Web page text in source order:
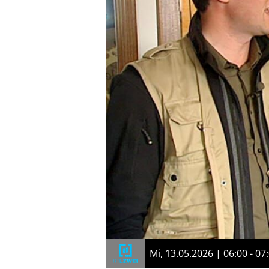
Mi, 13.05.2026 | 06:00 -